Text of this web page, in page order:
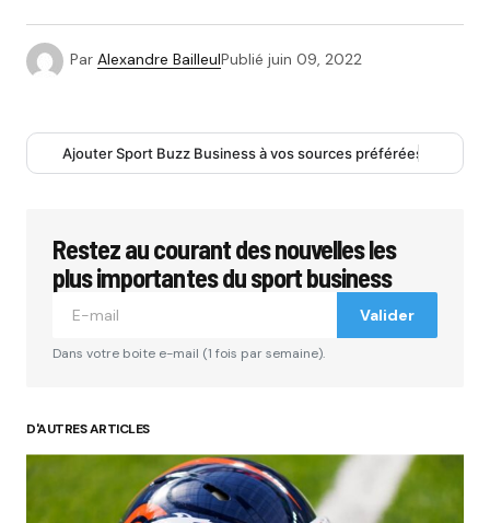
Par Alexandre BailleulPublié juin 09, 2022
Ajouter Sport Buzz Business à vos sources préférées
Restez au courant des nouvelles les
plus importantes du sport business
Valider
Dans votre boite e-mail (1 fois par semaine).
D'AUTRES ARTICLES